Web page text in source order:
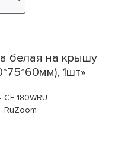
белая на крышу
1шт»
CF-180WRU
RuZoom